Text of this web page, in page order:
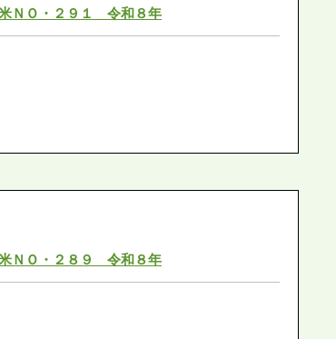
ＮＯ・２９１ 令和８年
ＮＯ・２８９ 令和８年